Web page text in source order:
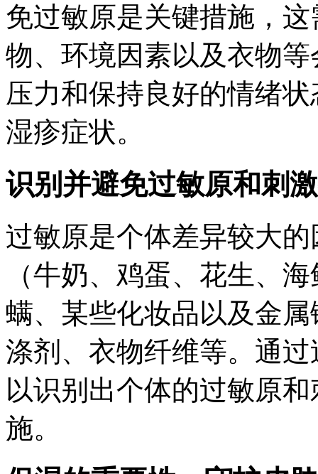
免过敏原是关键措施，
物、环境因素以及衣物
压力和保持良好的情绪
湿疹症状。
识别并避免过敏原和刺
过敏原是个体差异较大
（牛奶、鸡蛋、花生、
螨、某些化妆品以及金
涤剂、衣物纤维等。通
以识别出个体的过敏原
施。